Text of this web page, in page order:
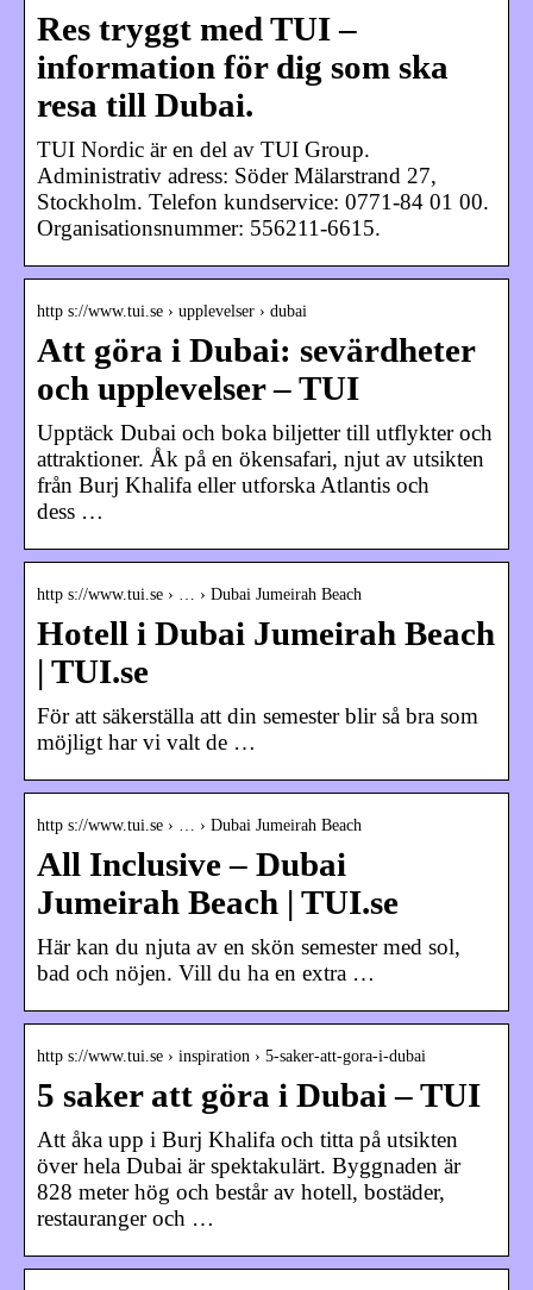
Res tryggt med TUI –
information för dig som ska
resa till Dubai.
TUI Nordic är en del av TUI Group.
Administrativ adress: Söder Mälarstrand 27,
Stockholm. Telefon kundservice: 0771-84 01 00.
Organisationsnummer: 556211-6615.
http s://www.tui.se › upplevelser › dubai
Att göra i Dubai: sevärdheter
och upplevelser – TUI
Upptäck Dubai och boka biljetter till utflykter och
attraktioner. Åk på en ökensafari, njut av utsikten
från Burj Khalifa eller utforska Atlantis och
dess …
http s://www.tui.se › … › Dubai Jumeirah Beach
Hotell i Dubai Jumeirah Beach
| TUI.se
För att säkerställa att din semester blir så bra som
möjligt har vi valt de …
http s://www.tui.se › … › Dubai Jumeirah Beach
All Inclusive – Dubai
Jumeirah Beach | TUI.se
Här kan du njuta av en skön semester med sol,
bad och nöjen. Vill du ha en extra …
http s://www.tui.se › inspiration › 5-saker-att-gora-i-dubai
5 saker att göra i Dubai – TUI
Att åka upp i Burj Khalifa och titta på utsikten
över hela Dubai är spektakulärt. Byggnaden är
828 meter hög och består av hotell, bostäder,
restauranger och …